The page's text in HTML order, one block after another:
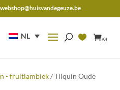
webshop@huisvandegeuze.be
NL (0)
- fruitlambiek/ Tilquin Oude